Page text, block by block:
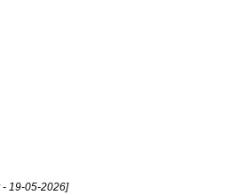
- 19-05-2026]